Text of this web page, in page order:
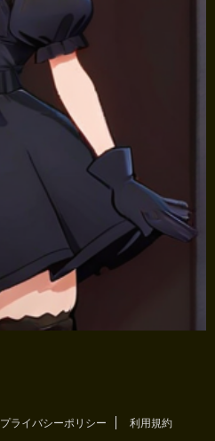
プライバシーポリシー 利用規約